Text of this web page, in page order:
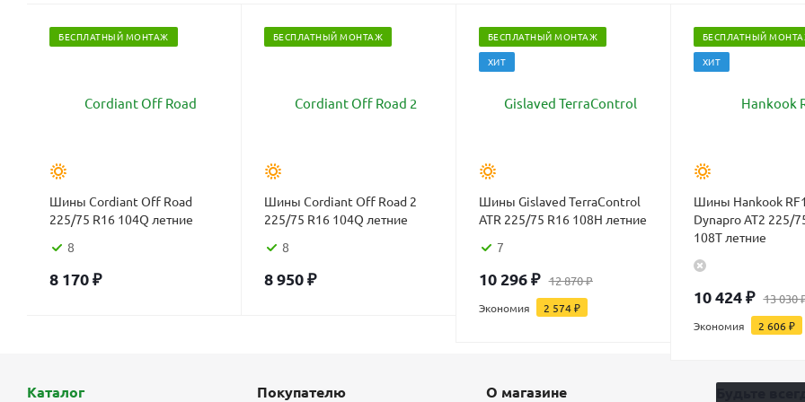
БЕСПЛАТНЫЙ МОНТАЖ
Шины Cordiant Off Road
225/75 R16 104Q летние
8
8 170₽
БЕСПЛАТНЫЙ МОНТАЖ
Шины Cordiant Off Road 2
225/75 R16 104Q летние
8
8 950₽
БЕСПЛАТНЫЙ МОНТАЖ
ХИТ
Шины Gislaved TerraControl
ATR 225/75 R16 108H летние
7
10 296₽ 12 870₽
Экономия 2 574₽
БЕСПЛАТНЫЙ
ХИТ
Шины Hankook
Dynapro AT2 225/
108T летние
10 424₽ 13 030
Экономия 2 606₽
Каталог Покупателю О магазине